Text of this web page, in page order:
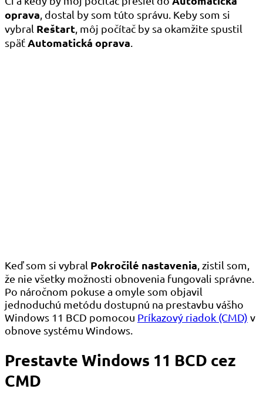
oprava , dostal by som túto správu. Keby som si
vybral Reštart , môj počítač by sa okamžite spustil
späťAutomatická oprava
Keď som si vybral Pokročilé nastavenia , zistil som,
že nie všetky možnosti obnovenia fungovali správne.
Po náročnom pokuse a omyle som objavil
jednoduchú metódu dostupnú na prestavbu vášho
Windows 11 BCD pomocou Príkazový riadok (CMD) v
obnove systému Windows.
Prestavte Windows 11 BCD cez
CMD